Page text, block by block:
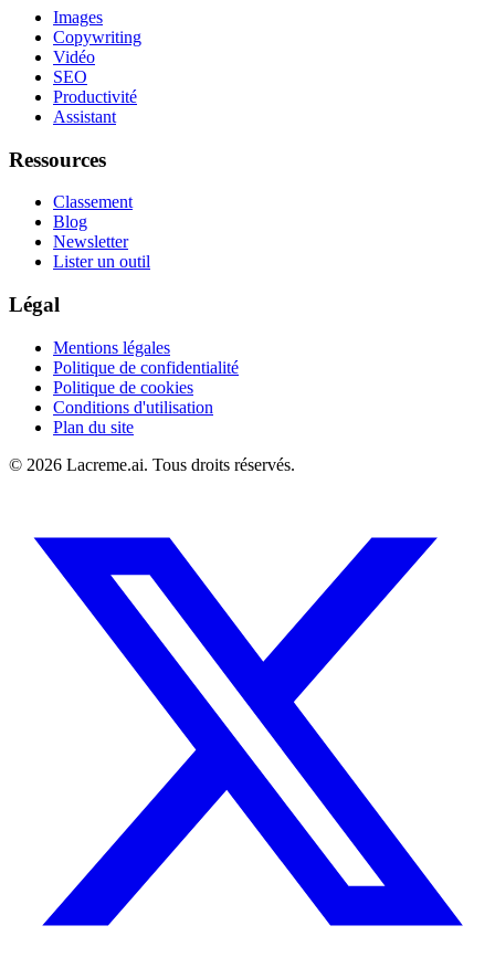
Images
Copywriting
Vidéo
SEO
Productivité
Assistant
Ressources
Classement
Blog
Newsletter
Lister un outil
Légal
Mentions légales
Politique de confidentialité
Politique de cookies
Conditions d'utilisation
Plan du site
© 2026 Lacreme.ai. Tous droits réservés.